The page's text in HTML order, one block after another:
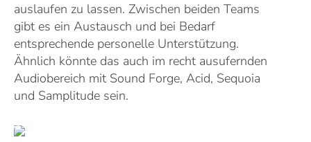
auslaufen zu lassen. Zwischen beiden Teams
gibt es ein Austausch und bei Bedarf
entsprechende personelle Unterstützung.
Ähnlich könnte das auch im recht ausufernden
Audiobereich mit Sound Forge, Acid, Sequoia
und Samplitude sein.